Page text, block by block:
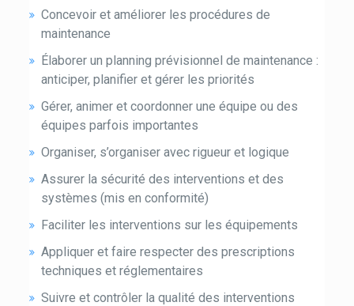
Concevoir et améliorer les procédures de
maintenance
Élaborer un planning prévisionnel de maintenance :
anticiper, planifier et gérer les priorités
Gérer, animer et coordonner une équipe ou des
équipes parfois importantes
Organiser, s’organiser avec rigueur et logique
Assurer la sécurité des interventions et des
systèmes (mis en conformité)
Faciliter les interventions sur les équipements
Appliquer et faire respecter des prescriptions
techniques et réglementaires
Suivre et contrôler la qualité des interventions